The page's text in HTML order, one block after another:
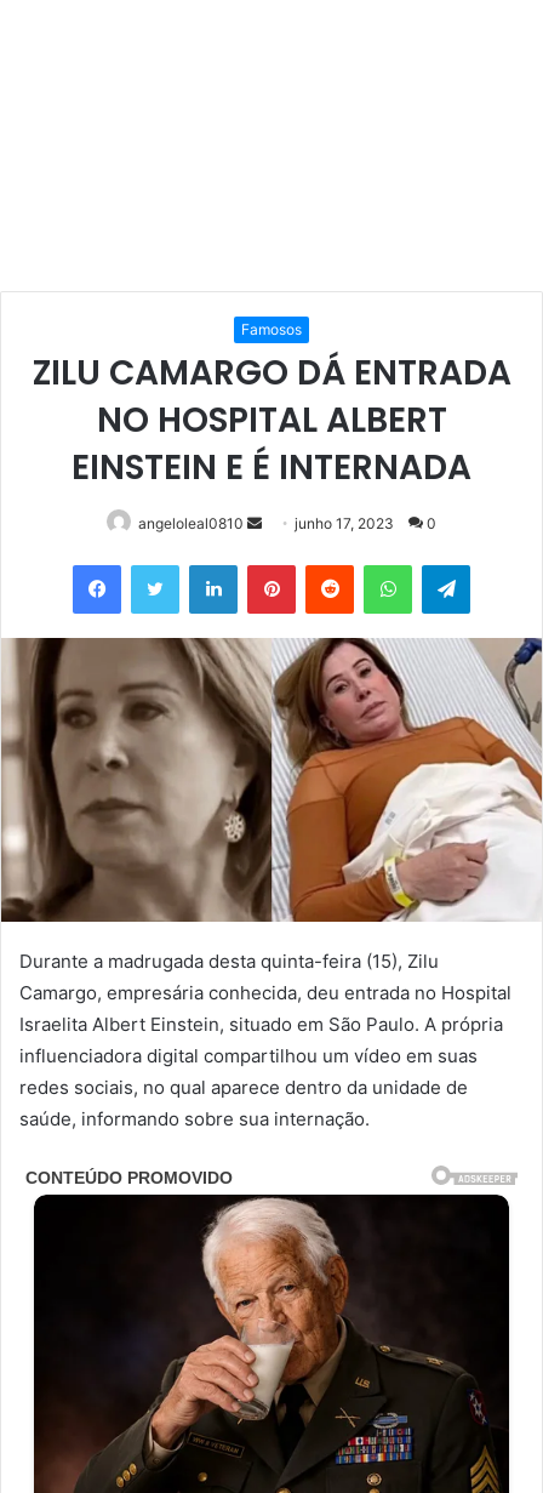
Famosos
ZILU CAMARGO DÁ ENTRADA
NO HOSPITAL ALBERT
EINSTEIN E É INTERNADA
angeloleal0810
Mande
e-
junho 17, 2023 0
FacebookTwitter LinkedinPinterestReddit WhatsAppTelegram
Durante a madrugada desta quinta-feira (15), Zilu
Camargo, empresária conhecida, deu entrada no Hospital
Israelita Albert Einstein, situado em São Paulo. A própria
influenciadora digital compartilhou um vídeo em suas
redes sociais, no qual aparece dentro da unidade de
saúde, informando sobre sua internação.